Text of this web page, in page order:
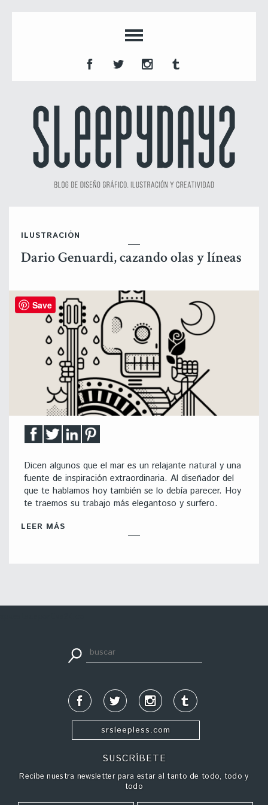
ILUSTRACIÓN
Dario Genuardi, cazando olas y líneas
Dicen algunos que el mar es un relajante natural y una
fuente de inspiración extraordinaria. Al diseñador del
que te hablamos hoy también se lo debía parecer. Hoy
te traemos su trabajo más elegantoso y surfero.
LEER MÁS
srsleepless.com
SUSCRÍBETE
Recibe nuestra newsletter para estar al tanto de todo, todo y
todo
Save